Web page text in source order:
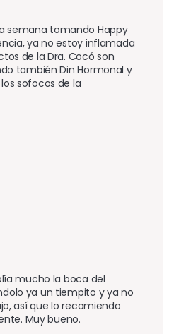
semana tomando Happy
ya no estoy inflamada
de la Dra. Cocó son
también Din Hormonal y
sofocos de la
mucho la boca del
ya un tiempito y ya no
así que lo recomiendo
Muy bueno.